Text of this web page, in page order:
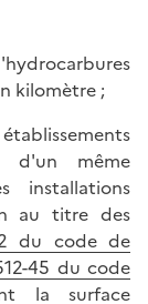
kilomètre ;
d'un même
installations
au titre des
du code de
45 du code
la surface